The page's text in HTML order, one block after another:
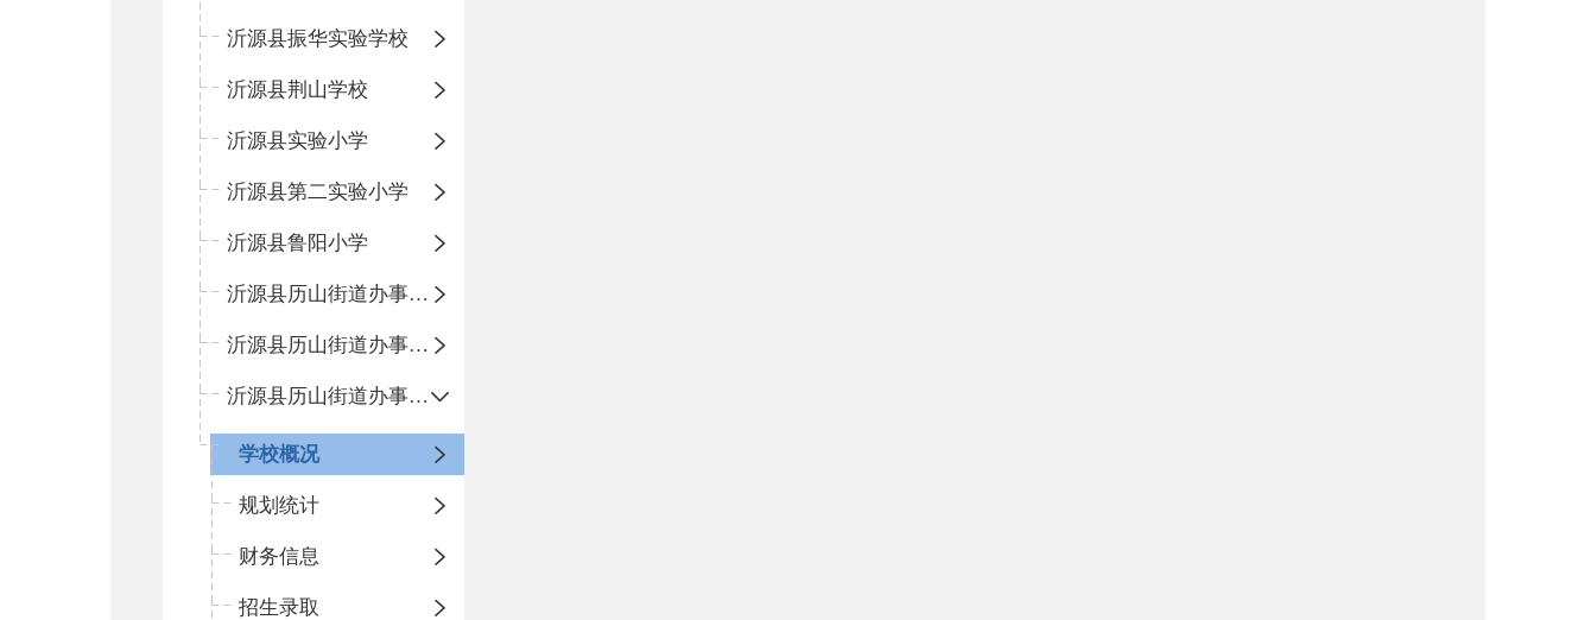
沂源县振华实验学校
沂源县荆山学校
沂源县实验小学
沂源县第二实验小学
沂源县鲁阳小学
沂源县历山街道办事处振兴路小学
沂源县历山街道办事处荆山路小学
沂源县历山街道办事处鲁山路小学
学校概况
规划统计
财务信息
招生录取